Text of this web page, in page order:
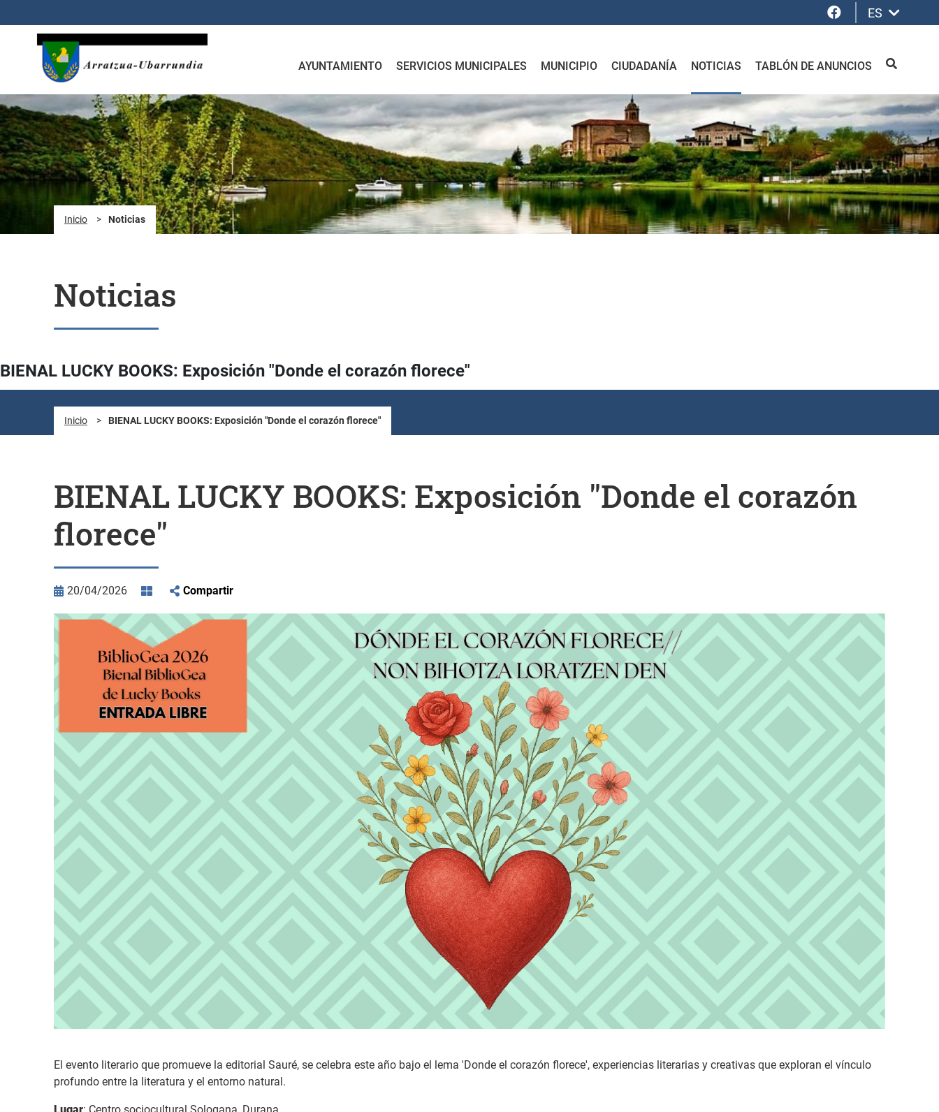
Facebook
ES
AYUNTAMIENTO SERVICIOS MUNICIPALES MUNICIPIO CIUDADANÍA NOTICIAS TABLÓN DE ANUNCIOS BUSCAR
Inicio > Noticias
Noticias
BIENAL LUCKY BOOKS: Exposición "Donde el corazón florece"
Inicio > BIENAL LUCKY BOOKS: Exposición "Donde el corazón florece"
BIENAL LUCKY BOOKS: Exposición "Donde el corazón
florece"
20/04/2026 Compartir
El evento literario que promueve la editorial Sauré, se celebra este año bajo el lema 'Donde el corazón florece', experiencias literarias y creativas que exploran el vínculo
profundo entre la literatura y el entorno natural.